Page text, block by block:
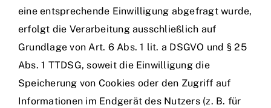
eine entsprechende Einwilligung abgefragt wurde,
erfolgt die Verarbeitung ausschließlich auf
Grundlage von Art. 6 Abs. 1 lit. a DSGVO und § 25
Abs. 1 TTDSG, soweit die Einwilligung die
Speicherung von Cookies oder den Zugriff auf
Informationen im Endgerät des Nutzers (z. B. für